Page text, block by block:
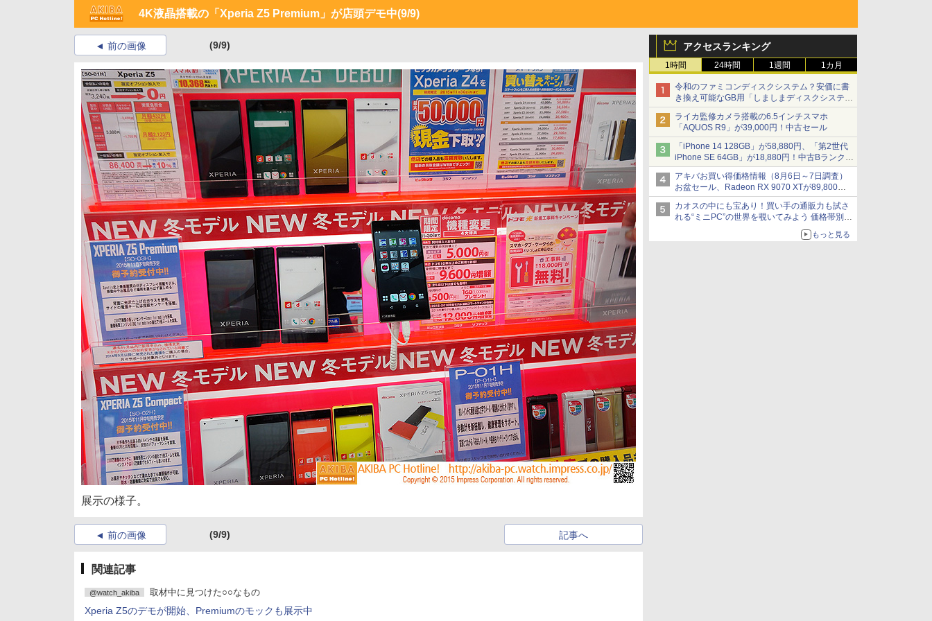
4K液晶搭載の「Xperia Z5 Premium」が店頭デモ中(9/9)
アクセスランキング
1時間 24時間 1週間 1カ月
令和のファミコンディスクシステム？安価に書
き換え可能なGB用「しましまディスクシステ
ム」
ライカ監修カメラ搭載の6.5インチスマホ
「AQUOS R9」が39,000円！中古セール
「iPhone 14 128GB」が58,880円、「第2世代
iPhone SE 64GB」が18,880円！中古Bランク品
セール
アキバお買い得価格情報（8月6日～7日調査）
お盆セール、Radeon RX 9070 XTが89,800
円、水平周波数24.8kHz対応の17型モニターが
9,801円、暑さ指数連動セール ほか
カオスの中にも宝あり！買い手の通販力も試さ
れる“ミニPC”の世界を覗いてみよう 価格帯別に
仕様や特徴を整理、11製品をピックアップ text
もっと見る
前の画像 (9/9)
展示の様子。
前の画像 (9/9) 記事へ
関連記事
@watch_akiba 取材中に見つけた○○なもの
Xperia Z5のデモが開始、Premiumのモックも展示中